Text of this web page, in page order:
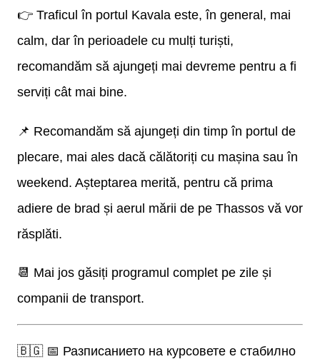
👉 Traficul în portul Kavala este, în general, mai
calm, dar în perioadele cu mulți turiști,
recomandăm să ajungeți mai devreme pentru a fi
serviți cât mai bine.
📌 Recomandăm să ajungeți din timp în portul de
plecare, mai ales dacă călătoriți cu mașina sau în
weekend. Așteptarea merită, pentru că prima
adiere de brad și aerul mării de pe Thassos vă vor
răsplăti.
📆 Mai jos găsiți programul complet pe zile și
companii de transport.
🇧🇬 📅 Разписанието на курсовете е стабилно